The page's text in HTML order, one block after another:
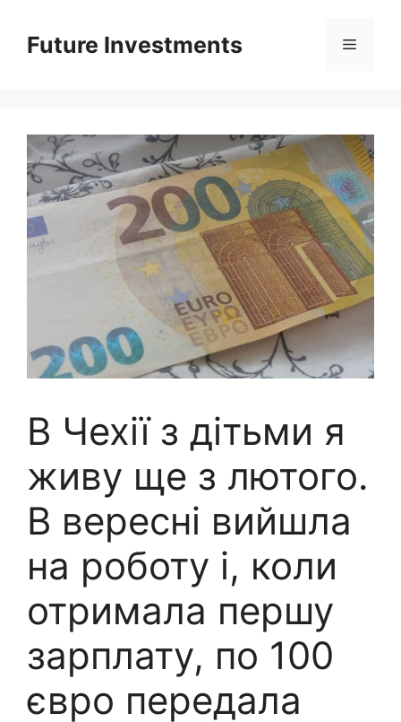
вмістуFuture Investments Меню
В Чехії з дітьми я
живу ще з лютого.
В вересні вийшла
на роботу і, коли
отримала першу
зарплату, по 100
євро передала